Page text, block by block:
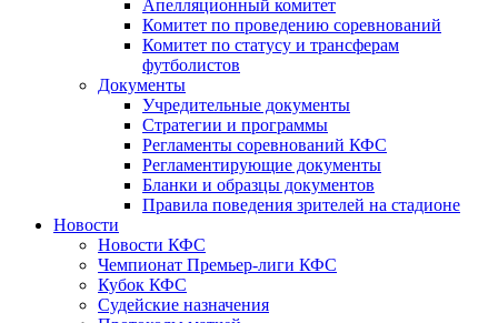
Апелляционный комитет
Комитет по проведению соревнований
Комитет по статусу и трансферам
футболистов
Документы
Учредительные документы
Стратегии и программы
Регламенты соревнований КФС
Регламентирующие документы
Бланки и образцы документов
Правила поведения зрителей на стадионе
Новости
Новости КФС
Чемпионат Премьер-лиги КФС
Кубок КФС
Судейские назначения